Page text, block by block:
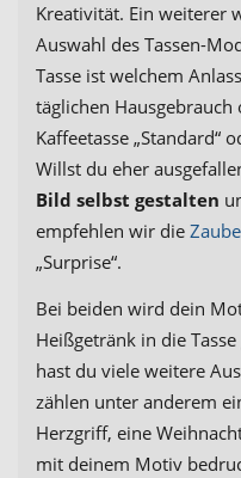
Kreativität. Ein weiterer
Auswahl des Tassen-
Tasse ist welchem
täglichen
Kaffeetasse „Standard“
Willst du eher
Bild selbst gestalten
empfehlen wir die
„Surprise“.
Bei beiden wird dein
Heißgetränk in die
hast du viele weitere
zählen unter anderem
Herzgriff, eine
mit deinem Motiv